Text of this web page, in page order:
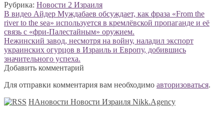
Рубрика: Новости 2 Израиля
Навигация
по
записям
Предыдущая
запись:
В видео Айдер Муждабаев обсуждает, как фраза «From the
river to the sea» используется в кремлёвской пропаганде и её
связь с «фри-Палестайным» оружием.
Следующая
запись:
Нежинский завод, несмотря на войну, наладил экспорт
украинских огурцов в Израиль и Европу, добившись
значительного успеха.
Добавить комментарий
Для отправки комментария вам необходимо авторизоваться.
НАновости Новости Израиля Nikk.Agency